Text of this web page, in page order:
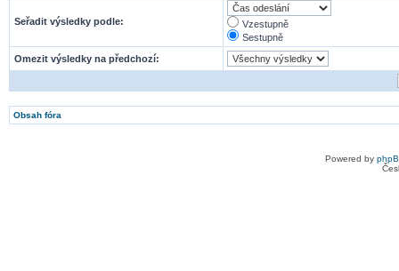
Seřadit výsledky podle:
Vzestupně
Sestupně
Omezit výsledky na předchozí:
Obsah fóra
Powered by